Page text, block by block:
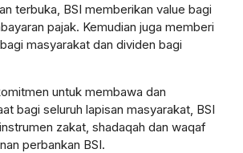
terbuka, BSI memberikan value bagi
pajak. Kemudian juga memberi
masyarakat dan dividen bagi
untuk membawa dan
bagi seluruh lapisan masyarakat, BSI
zakat, shadaqah dan waqaf
perbankan BSI.